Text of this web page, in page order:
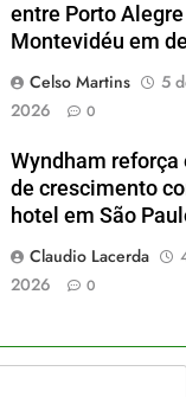
entre Porto Alegre
Montevidéu em
Celso Martins
5
2026
0
Wyndham reforça
de crescimento
hotel em São
Claudio Lacerda
2026
0